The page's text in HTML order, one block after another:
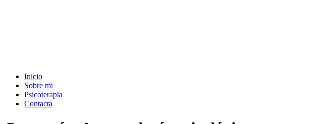
Inicio
Sobre mi
Psicoterapia
Contacta